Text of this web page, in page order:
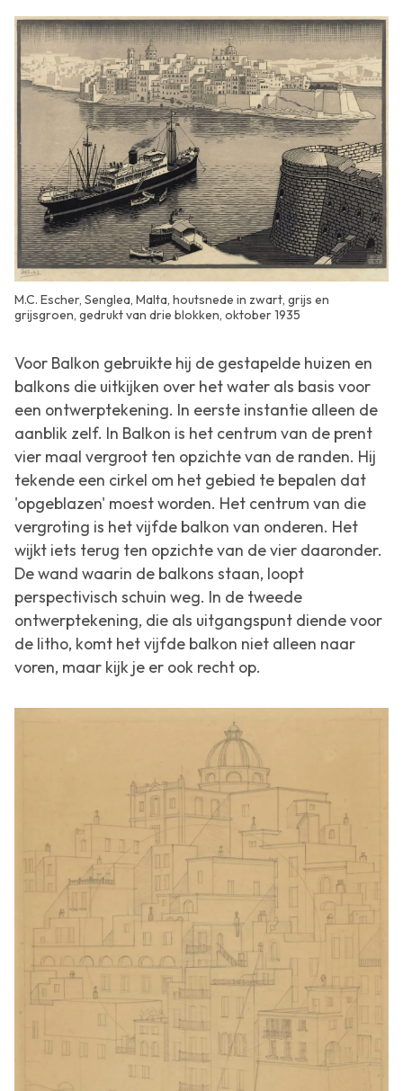
M.C. Escher, Senglea, Malta, houtsnede in zwart, grijs en
grijsgroen, gedrukt van drie blokken, oktober 1935
Voor Balkon gebruikte hij de gestapelde huizen en
balkons die uitkijken over het water als basis voor
een ontwerptekening. In eerste instantie alleen de
aanblik zelf. In Balkon is het centrum van de prent
vier maal vergroot ten opzichte van de randen. Hij
tekende een cirkel om het gebied te bepalen dat
'opgeblazen' moest worden. Het centrum van die
vergroting is het vijfde balkon van onderen. Het
wijkt iets terug ten opzichte van de vier daaronder.
De wand waarin de balkons staan, loopt
perspectivisch schuin weg. In de tweede
ontwerptekening, die als uitgangspunt diende voor
de litho, komt het vijfde balkon niet alleen naar
voren, maar kijk je er ook recht op.